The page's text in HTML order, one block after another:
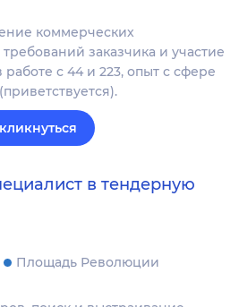
коммерческих
заказчика и участие
с 44 и 223, опыт с сфере
в тендерную
Площадь Революции